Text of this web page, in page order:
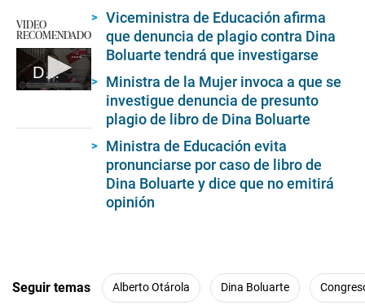
n
u
s
VIDEO
RECOMENDADO
Declaraciones de premier Alberto Otárola
Viceministra de Educación afirma
que denuncia de plagio contra Dina
Boluarte tendrá que investigarse
Ministra de la Mujer invoca a que se
investigue denuncia de presunto
plagio de libro de Dina Boluarte
Ministra de Educación evita
pronunciarse por caso de libro de
Dina Boluarte y dice que no emitirá
opinión
Seguir temas Alberto Otárola Dina Boluarte